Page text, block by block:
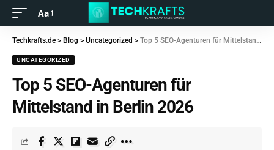
Aa
Techkrafts.de > Blog > Uncategorized > Top 5 SEO-Agenturen für Mittelstand in Berlin 2026
UNCATEGORIZED
Top 5 SEO-Agenturen für
Mittelstand in Berlin 2026